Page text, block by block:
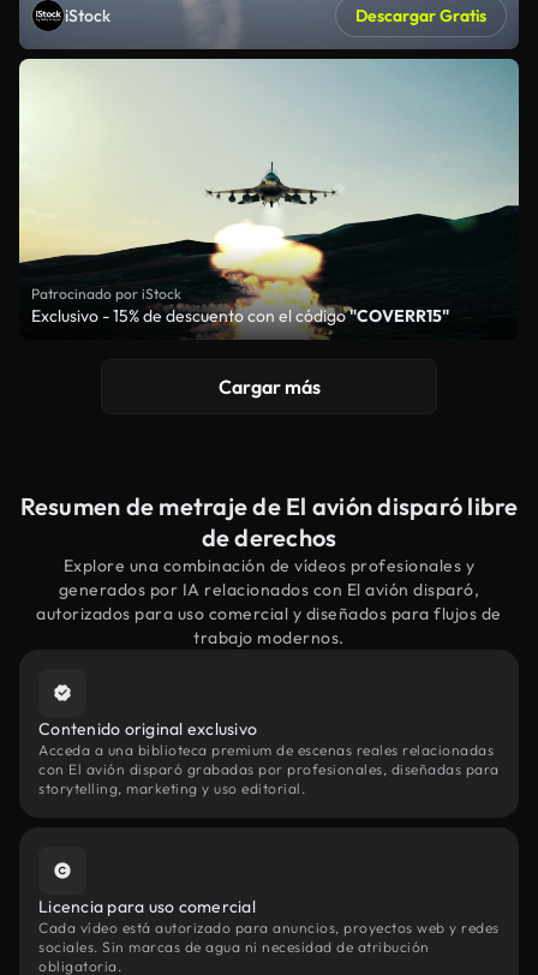
iStock Descargar Gratis
Patrocinado por iStock
Exclusivo - 15% de descuento con el código"COVERR15"
Cargar más
Resumen de metraje de El avión disparó libre
de derechos
Explore una combinación de vídeos profesionales y
generados por IA relacionados con El avión disparó,
autorizados para uso comercial y diseñados para flujos de
trabajo modernos.
Contenido original exclusivo
Acceda a una biblioteca premium de escenas reales relacionadas
con El avión disparó grabadas por profesionales, diseñadas para
storytelling, marketing y uso editorial.
Licencia para uso comercial
Cada vídeo está autorizado para anuncios, proyectos web y redes
sociales. Sin marcas de agua ni necesidad de atribución
obligatoria.